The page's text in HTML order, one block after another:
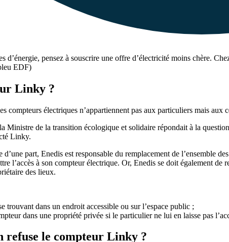
d’énergie, pensez à souscrire une offre d’électricité moins chère.
EDF)
Linky ?
compteurs électriques n’appartiennent pas aux particuliers mais
de la transition écologique et solidaire répondait à la
Linky.
part, Enedis est responsable du remplacement de l’ensemble
l’accès à son compteur électrique. Or, Enedis se doit également
des lieux.
trouvant dans un endroit accessible ou sur l’espace public ;
dans une propriété privée si le particulier ne lui en laisse pas
refuse le compteur Linky ?